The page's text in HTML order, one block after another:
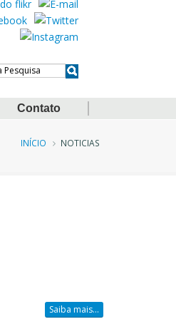
Contato
Trilha
INÍCIO NOTICIAS
Saiba mais...